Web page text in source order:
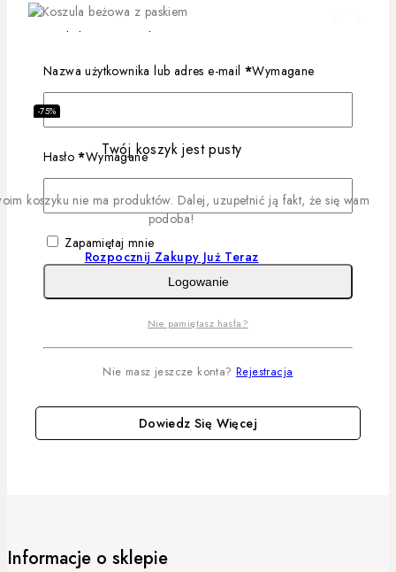
Koszula beżowa z paskiem
Dowiedz Się Więcej
-75%
Ten produkt ma wiele wariantów. Opcje można wybrać na
Koszula puder z paskiem
69zł
17,25zł
Wybierz Opcje
Ten produkt ma wiele
wariantów. Opcje można
Quick View
Dowiedz Się Więcej
Dowiedz Się Więcej
Informacje o sklepie
Nazwa użytkownika lub adres e-mail *Wymagane
Hasło*Wymagane
Zapamiętaj mnie
Logowanie
Nie pamiętasz hasła?
Nie masz jeszcze konta? Rejestracja
Twój koszyk jest pusty
koszyku nie ma produktów. Dalej, uzupełnić ją fakt, że się wam
podoba!
Rozpocznij Zakupy Już Teraz